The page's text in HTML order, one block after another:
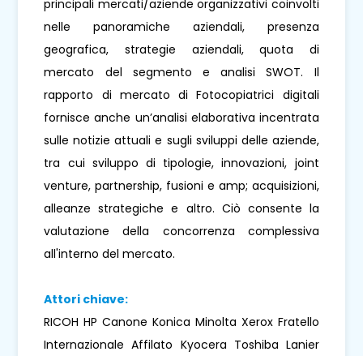
principali mercati/aziende organizzativi coinvolti
nelle panoramiche aziendali, presenza
geografica, strategie aziendali, quota di
mercato del segmento e analisi SWOT. Il
rapporto di mercato di Fotocopiatrici digitali
fornisce anche un’analisi elaborativa incentrata
sulle notizie attuali e sugli sviluppi delle aziende,
tra cui sviluppo di tipologie, innovazioni, joint
venture, partnership, fusioni e amp; acquisizioni,
alleanze strategiche e altro. Ciò consente la
valutazione della concorrenza complessiva
all'interno del mercato.
Attori chiave:
RICOH HP Canone Konica Minolta Xerox Fratello
Internazionale Affilato Kyocera Toshiba Lanier